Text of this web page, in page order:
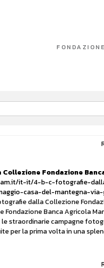
FONDAZIONE
Collezione Fondazione
it-it/4-b-c-fotografie-
casa-del-mantegna-
dalla Collezione
Fondazione Banca Agricola
straordinarie campagne
per la prima volta in una